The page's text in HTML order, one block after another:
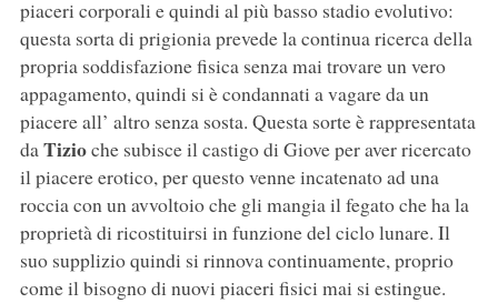
piaceri corporali e quindi al più basso stadio evolutivo:
questa sorta di prigionia prevede la continua ricerca della
propria soddisfazione fisica senza mai trovare un vero
appagamento, quindi si è condannati a vagare da un
piacere all’ altro senza sosta. Questa sorte è rappresentata
daTizioche subisce il castigo di Giove per aver ricercato
il piacere erotico, per questo venne incatenato ad una
roccia con un avvoltoio che gli mangia il fegato che ha la
proprietà di ricostituirsi in funzione del ciclo lunare. Il
suo supplizio quindi si rinnova continuamente, proprio
come il bisogno di nuovi piaceri fisici mai si estingue.